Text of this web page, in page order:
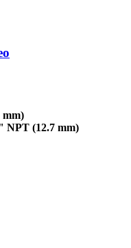
mm)
NPT (12.7 mm)